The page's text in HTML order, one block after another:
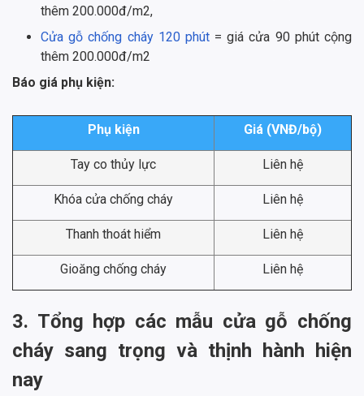
thêm 200.000đ/m2,
Cửa gỗ chống cháy 120 phút = giá cửa 90 phút cộng
thêm 200.000đ/m2
Báo giá phụ kiện:
Phụ kiện Giá (VNĐ/bộ)
Tay co thủy lực Liên hệ
Khóa cửa chống cháy Liên hệ
Thanh thoát hiểm Liên hệ
Gioăng chống cháy Liên hệ
3. Tổng hợp các mẫu cửa gỗ chống
cháy sang trọng và thịnh hành hiện
nay